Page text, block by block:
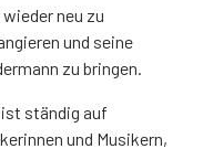
neu zu
und seine
zu bringen.
ständig auf
und Musikern,